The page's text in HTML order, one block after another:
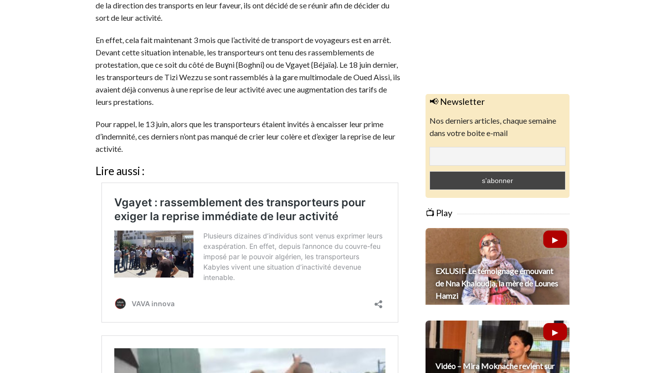
de la direction des transports en leur faveur, ils ont décidé de se réunir afin de décider du
sort de leur activité.
En effet, cela fait maintenant 3 mois que l’activité de transport de voyageurs est en arrêt.
Devant cette situation intenable, les transporteurs ont tenu des rassemblements de
protestation, que ce soit du côté de Buɣni {Boghni} ou de Vgayet {Béjaïa}. Le 18 juin dernier,
les transporteurs de Tizi Wezzu se sont rassemblés à la gare multimodale de Oued Aissi, ils
avaient déjà convenus à une reprise de leur activité avec une augmentation des tarifs de
leurs prestations.
Pour rappel, le 13 juin, alors que les transporteurs étaient invités à encaisser leur prime
d’indemnité, ces derniers n’ont pas manqué de crier leur colère et d’exiger la reprise de leur
activité.
Lire aussi :
📢 Newsletter
Nos derniers articles, chaque semaine
dans votre boite e-mail
📺 Play
EXLUSIF. Le témoignage émouvant
de Nna Khaloudja, la mère de Lounes
Hamzi
Vidéo – Mira Moknache revient sur